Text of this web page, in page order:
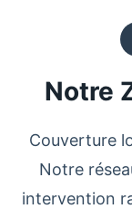
Notre
Couverture
Notre
intervention